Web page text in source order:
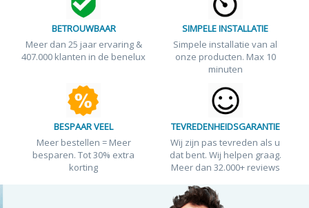
BETROUWBAAR
Meer dan 25 jaar ervaring &
407.000 klanten in de benelux
SIMPELE INSTALLATIE
Simpele installatie van al
onze producten. Max 10
minuten
BESPAAR VEEL
Meer bestellen = Meer
besparen. Tot 30% extra
korting
TEVREDENHEIDSGARANTIE
Wij zijn pas tevreden als u
dat bent. Wij helpen graag.
Meer dan 32.000+ reviews